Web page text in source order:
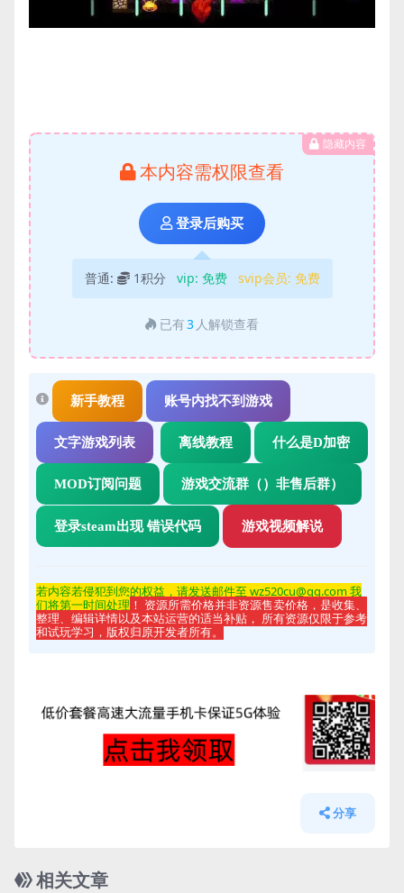
隐藏内容
本内容需权限查看
登录后购买
普通: 1积分 vip: 免费 svip会员: 免费
已有3 人解锁查看
新手教程 账号内找不到游戏
文字游戏列表 离线教程 什么是D加密
MOD订阅问题 游戏交流群（）非售后群）
登录steam出现 错误代码 游戏视频解说
若内容若侵犯到您的权益，请发送邮件至 wz520cu@qq.com 我
们将第一时间处理 ！ 资源所需价格并非资源售卖价格，是收集、
整理、编辑详情以及本站运营的适当补贴， 所有资源仅限于参考
和试玩学习，版权归原开发者所有。
分享
相关文章